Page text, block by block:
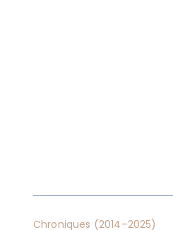
Chroniques (2014–2025)